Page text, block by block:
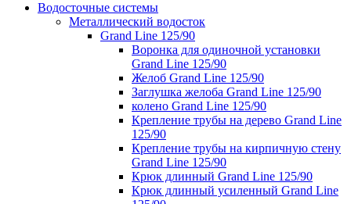
Водосточные системы
Металлический водосток
Grand Line 125/90
Воронка для одиночной установки
Grand Line 125/90
Желоб Grand Line 125/90
Заглушка желоба Grand Line 125/90
колено Grand Line 125/90
Крепление трубы на дерево Grand Line
125/90
Крепление трубы на кирпичную стену
Grand Line 125/90
Крюк длинный Grand Line 125/90
Крюк длинный усиленный Grand Line